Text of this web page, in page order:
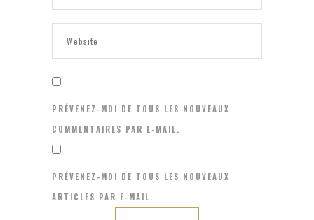
PRÉVENEZ-MOI DE TOUS LES NOUVEAUX
COMMENTAIRES PAR E-MAIL.
PRÉVENEZ-MOI DE TOUS LES NOUVEAUX
ARTICLES PAR E-MAIL.